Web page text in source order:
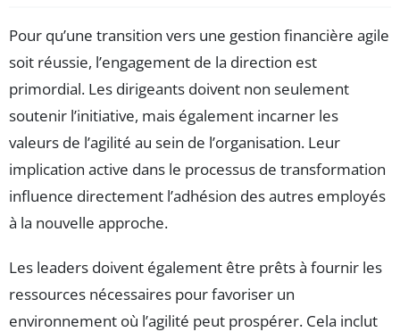
Pour qu’une transition vers une gestion financière agile
soit réussie, l’engagement de la direction est
primordial. Les dirigeants doivent non seulement
soutenir l’initiative, mais également incarner les
valeurs de l’agilité au sein de l’organisation. Leur
implication active dans le processus de transformation
influence directement l’adhésion des autres employés
à la nouvelle approche.
Les leaders doivent également être prêts à fournir les
ressources nécessaires pour favoriser un
environnement où l’agilité peut prospérer. Cela inclut